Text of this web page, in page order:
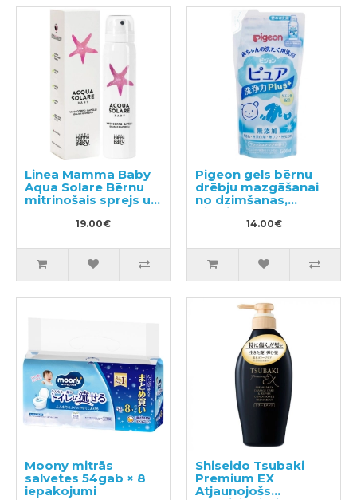
Linea Mamma Baby
Aqua Solare Bērnu
mitrinošais sprejs uz
19.00€
Pigeon gels bērnu
drēbju mazgāšanai
no dzimšanas,
pildviela 500ml
14.00€
Moony mitrās
salvetes 54gab × 8
iepakojumi
Shiseido Tsubaki
Premium EX
Atjaunojošs